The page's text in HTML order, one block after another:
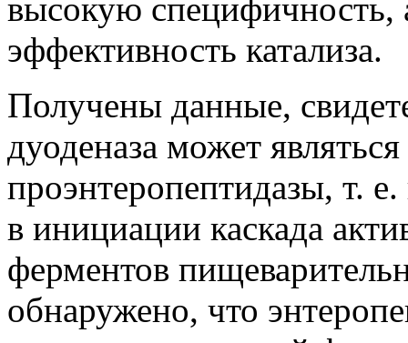
высокую
эффективность катализа.
Получены данные,
дуоденаза может
проэнтеропептидазы, т.
в инициации каскада
ферментов
обнаружено, что